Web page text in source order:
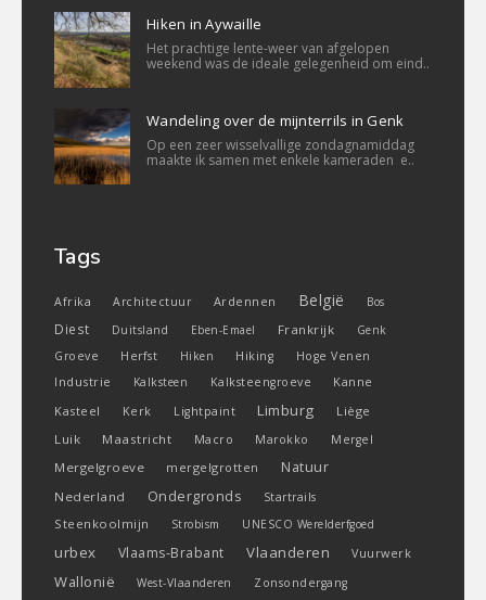
Hiken in Aywaille
Het prachtige lente-weer van afgelopen
weekend was de ideale gelegenheid om eind..
Wandeling over de mijnterrils in Genk
Op een zeer wisselvallige zondagnamiddag
maakte ik samen met enkele kameraden e..
Tags
Afrika Architectuur Ardennen België Bos
Diest Duitsland Eben-Emael Frankrijk
Genk
Groeve
Herfst Hiken Hiking Hoge Venen
Industrie Kalksteen Kalksteengroeve
Kanne
Kasteel
Kerk Lightpaint Limburg
Liège
Luik
Maastricht Macro Marokko Mergel
Mergelgroeve mergelgrotten Natuur
Nederland Ondergronds Startrails
Steenkoolmijn Strobism UNESCO Werelderfgoed
urbex Vlaams-Brabant Vlaanderen Vuurwerk
Wallonië West-Vlaanderen Zonsondergang